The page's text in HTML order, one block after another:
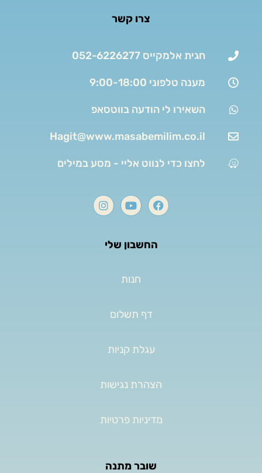
צרו קשר
חגית אלמקייס 052-6226277
מענה טלפוני 9:00-18:00
השאירו לי הודעה בווטסאפ
Hagit@www.masabemilim.co.il
לחצו כדי לנווט אליי - מסע במילים
החשבון שלי
חנות
דף תשלום
עגלת קניות
הצהרת נגישות
מדיניות פרטיות
שובר מתנה